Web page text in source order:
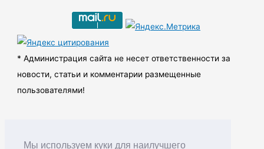
Мы используем куки для наилучшего
ы
* Администрация сайта не несет ответственности за
новости, статьи и комментарии размещенные
пользователями!